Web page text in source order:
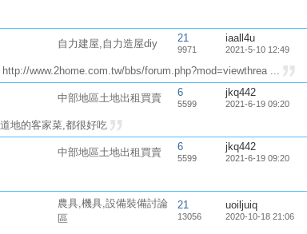
自力建屋,自力造屋diy 21
9971
iaall4u
2021-5-10 12:49
www.2home.com.tw/bbs/forum.php?mod=viewthrea ...
中部地區土地出租買賣 6
5599
jkq442
2021-6-19 09:20
地的客家菜,都很好吃
中部地區土地出租買賣 6
5599
jkq442
2021-6-19 09:20
農具,機具,設備裝備討論
區
21
13056
uoiljuiq
2020-10-18 21:06